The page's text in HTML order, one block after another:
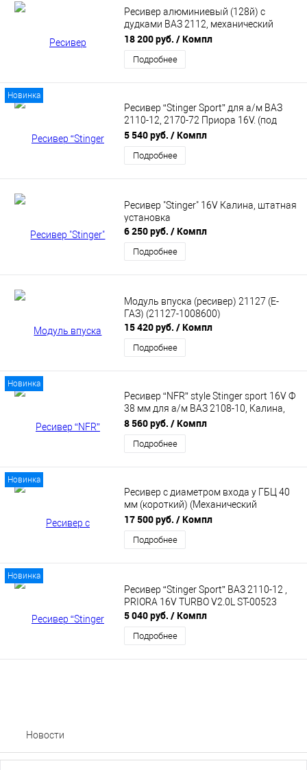
Ресивер алюминиевый (128й) с
дудками ВАЗ 2112, механический
дроссель
18 200 руб. / Компл
Подробнее
Новинка
Ресивер “Stinger Sport” для а/м ВАЗ
2110-12, 2170-72 Приора 16V. (под
механическую педаль газа) ST-00524
5 540 руб. / Компл
Подробнее
Ресивер "Stinger" 16V Калина, штатная
установка
6 250 руб. / Компл
Подробнее
Модуль впуска (ресивер) 21127 (E-
ГАЗ) (21127-1008600)
15 420 руб. / Компл
Подробнее
Новинка
Ресивер “NFR” style Stinger sport 16V Ф
38 мм для а/м ВАЗ 2108-10, Калина,
Калина 2, Приора Е-газ ST-04803
8 560 руб. / Компл
Подробнее
Новинка
Ресивер с диаметром входа у ГБЦ 40
мм (короткий) (Механический
дроссель 54 мм) ДАД для 16v
двигателей MAXTUNING
17 500 руб. / Компл
Подробнее
Новинка
Ресивер “Stinger Sport” ВАЗ 2110-12 ,
PRIORA 16V TURBO V2.0L ST-00523
5 040 руб. / Компл
Подробнее
Новости